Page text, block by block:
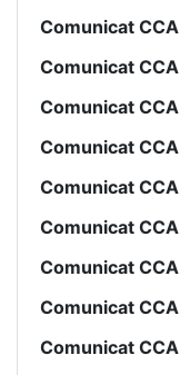
Comunicat CCA
Comunicat CCA
Comunicat CCA
Comunicat CCA
Comunicat CCA
Comunicat CCA
Comunicat CCA
Comunicat CCA
Comunicat CCA